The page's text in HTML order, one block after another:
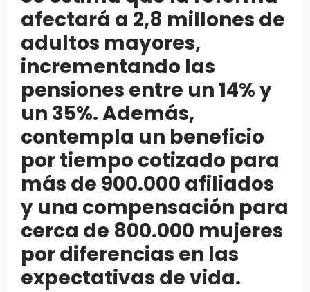
afectará a 2,8 millones de
adultos mayores,
incrementando las
pensiones entre un 14% y
un 35%. Además,
contempla un beneficio
por tiempo cotizado para
más de 900.000 afiliados
y una compensación para
cerca de 800.000 mujeres
por diferencias en las
expectativas de vida.